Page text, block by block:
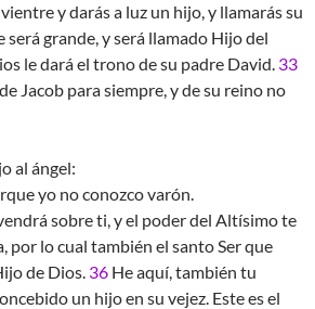
y darás a luz un hijo, y llamarás su
será grande, y será llamado Hijo del
le dará el trono de su padre David. 33
Jacob para siempre, y de su reino no
al ángel:
yo no conozco varón.
sobre ti, y el poder del Altísimo te
por lo cual también el santo Ser que
de Dios. 36 He aquí, también tu
un hijo en su vejez. Este es el